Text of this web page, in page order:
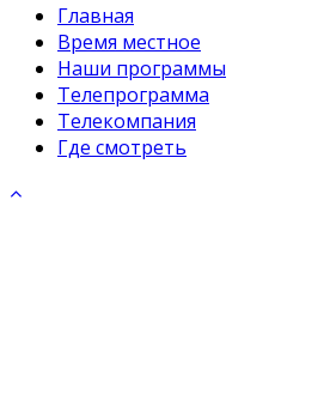
Главная
Время местное
Наши программы
Телепрограмма
Телекомпания
Где смотреть